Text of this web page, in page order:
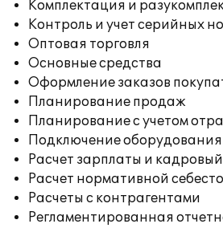
Комплектация и
Контроль и учет серийных
Оптовая торговля
Основные средства
Оформление заказов
Планирование продаж
Планирование с учетом
Подключение оборудования
Расчет зарплаты и кадровый
Расчет нормативной
Расчеты с контрагентами
Регламентированная